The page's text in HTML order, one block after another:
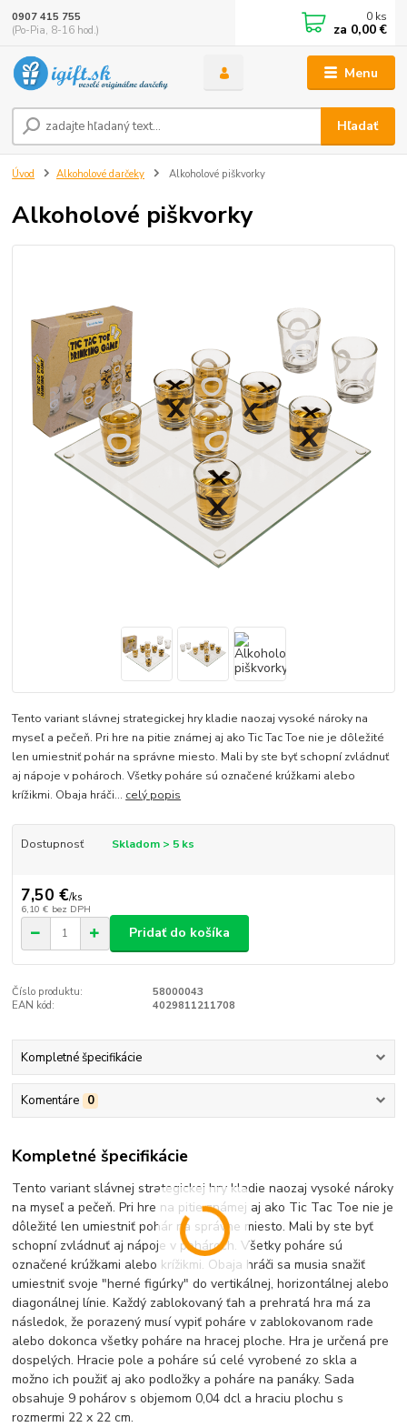
Menu
Hľadať
0907 415 755
(Po-Pia, 8-16 hod.)
0 ks
za 0,00 €
Úvod Alkoholové darčeky Alkoholové piškvorky
Alkoholové piškvorky
Tento variant slávnej strategickej hry kladie naozaj vysoké nároky na
myseľ a pečeň. Pri hre na pitie známej aj ako Tic Tac Toe nie je dôležité
len umiestniť pohár na správne miesto. Mali by ste byť schopní zvládnuť
aj nápoje v pohároch. Všetky poháre sú označené krúžkami alebo
krížikmi. Obaja hráči... celý popis
Dostupnosť Skladom > 5 ks
7,50 €/ks
6,10 € bez DPH
Pridať do košíka
Číslo produktu:
58000043
EAN kód:
4029811211708
Kompletné špecifikácie
Komentáre 0
Kompletné špecifikácie
Tento variant slávnej strategickej hry kladie naozaj vysoké nároky
na myseľ a pečeň. Pri hre na pitie známej aj ako Tic Tac Toe nie je
dôležité len umiestniť pohár na správne miesto. Mali by ste byť
schopní zvládnuť aj nápoje v pohároch. Všetky poháre sú
označené krúžkami alebo krížikmi. Obaja hráči sa musia snažiť
umiestniť svoje "herné figúrky" do vertikálnej, horizontálnej alebo
diagonálnej línie. Každý zablokovaný ťah a prehratá hra má za
následok, že porazený musí vypiť poháre v zablokovanom rade
alebo dokonca všetky poháre na hracej ploche. Hra je určená pre
dospelých. Hracie pole a poháre sú celé vyrobené zo skla a
možno ich použiť aj ako podložky a poháre na panáky. Sada
obsahuje 9 pohárov s objemom 0,04 dcl a hraciu plochu s
rozmermi 22 x 22 cm.